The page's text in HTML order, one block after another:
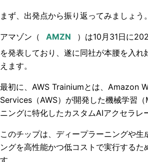
まず、出発点から振り返ってみましょう。
アマゾン（
）は10月31日に
を発表しており、遂に同社が本腰を入れ
えます。
最初に、AWS Trainiumとは、Amazon
Services（AWS）が開発した機械学習
ニングに特化したカスタムAIアクセラレ
このチップは、ディープラーニングや生
ングを高性能かつ低コストで実行するた
す。